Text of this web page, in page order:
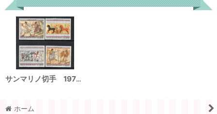
サンマリノ切手 1975年 エトルリア美術 4種
ホーム